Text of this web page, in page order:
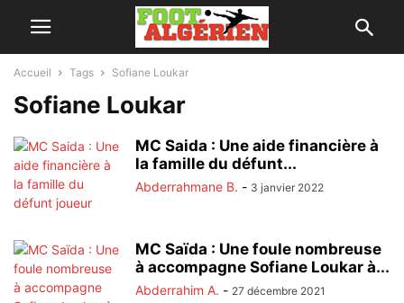
Accueil Tags Sofiane Loukar
Sofiane Loukar
MC Saida : Une aide financière à
la famille du défunt...
Abderrahmane B. - 3 janvier 2022
MC Saïda : Une foule nombreuse
à accompagne Sofiane Loukar à...
Abderrahim A. - 27 décembre 2021